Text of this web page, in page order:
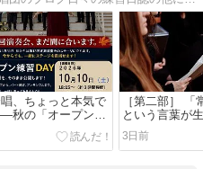
、ちょっと本気で
秋の「オープン練
を開催します！
［第二部］ 「
という言葉が
3日前